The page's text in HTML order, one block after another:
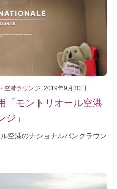
空港ラウンジ 2019年9月30日
「モントリオール空港
」
空港のナショナルバンクラウン